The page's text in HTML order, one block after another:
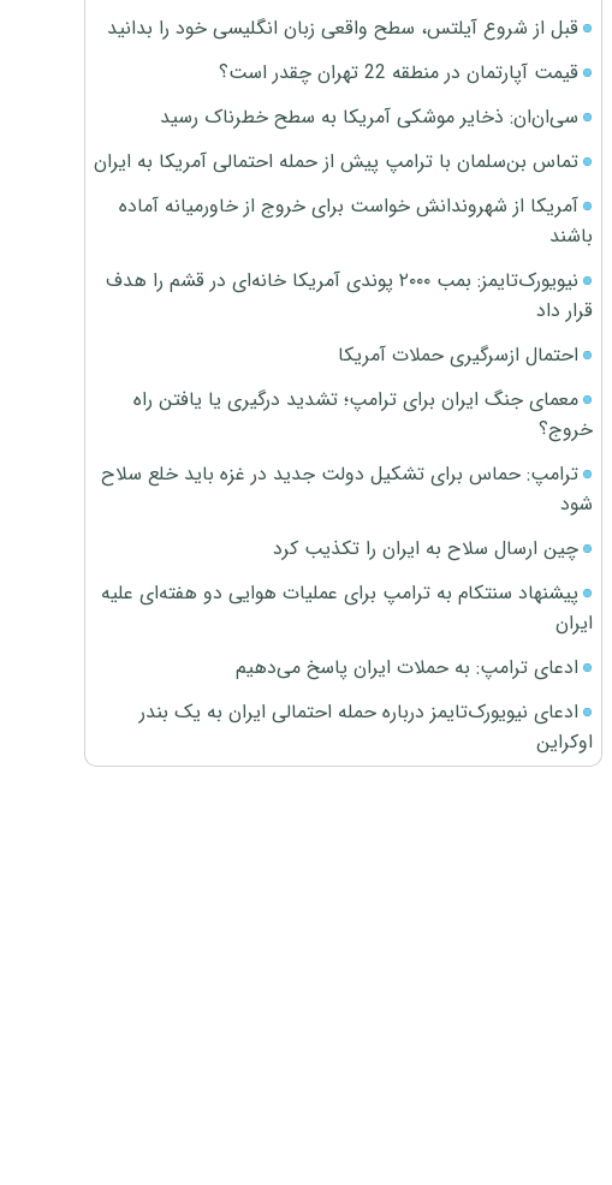
قبل از شروع آیلتس، سطح واقعی زبان انگلیسی خود را بدانید
قیمت آپارتمان در منطقه 22 تهران چقدر است؟
سی‌ان‌ان: ذخایر موشکی آمریکا به سطح خطرناک رسید
تماس بن‌سلمان با ترامپ پیش از حمله احتمالی آمریکا به ایران
آمریکا از شهروندانش خواست برای خروج از خاورمیانه آماده
باشند
نیویورک‌تایمز: بمب ۲۰۰۰ پوندی آمریکا خانه‌ای در قشم را هدف
قرار داد
احتمال ازسرگیری حملات آمریکا
معمای جنگ ایران برای ترامپ؛ تشدید درگیری یا یافتن راه
خروج؟
ترامپ: حماس برای تشکیل دولت جدید در غزه باید خلع سلاح
شود
چین ارسال سلاح به ایران را تکذیب کرد
پیشنهاد سنتکام به ترامپ برای عملیات هوایی دو هفته‌ای علیه
ایران
ادعای ترامپ: به حملات ایران پاسخ می‌دهیم
ادعای نیویورک‌تایمز درباره حمله احتمالی ایران به یک بندر
اوکراین